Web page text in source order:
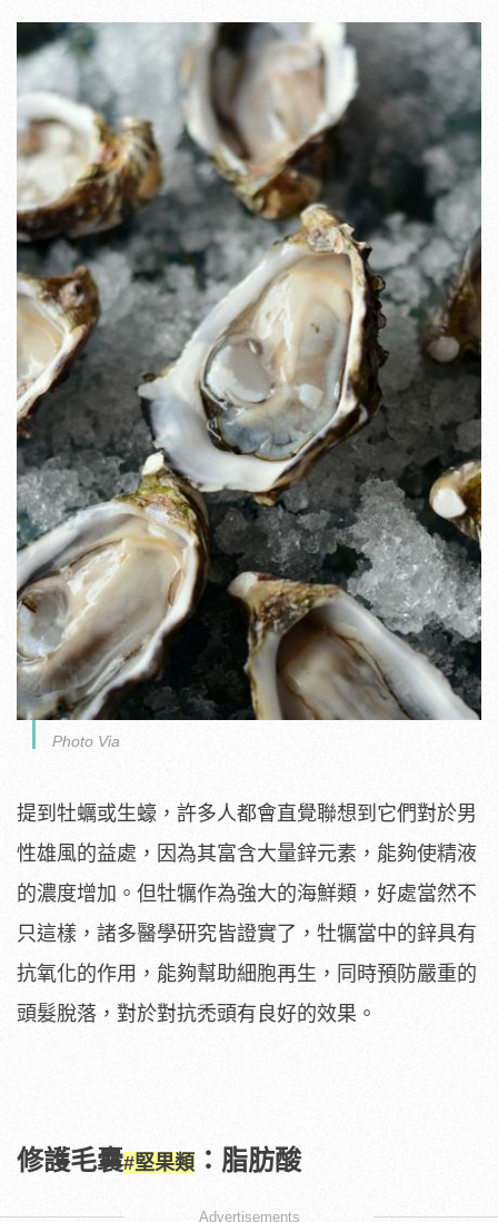
Photo Via
提到牡蠣或生蠔，許多人都會直覺聯想到它們對於男
性雄風的益處，因為其富含大量鋅元素，能夠使精液
的濃度增加。但牡犡作為強大的海鮮類，好處當然不
只這樣，諸多醫學研究皆證實了，牡犡當中的鋅具有
抗氧化的作用，能夠幫助細胞再生，同時預防嚴重的
頭髮脫落，對於對抗禿頭有良好的效果。
修護毛囊#堅果類 ：脂肪酸
Advertisements